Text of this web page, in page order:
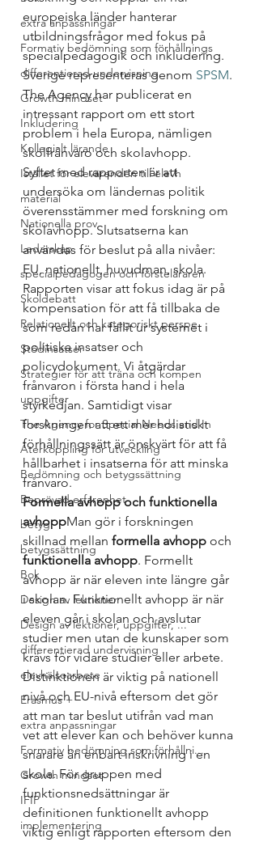
extra anpassningar
Formativ bedömning som förhållnings
differentierad undervisning
Growth mindset
Inkludering
Kollegialt lärande
Istället för elevärenden till elevh
material
Nationella prov
Ledarskap
specialpedagogen och försteläraren
Skoldebatt
Relationellt och kategoriskt perspe
Stödinsatser
Strategier för att träna och kompen
uppgifter
The Agency for Special Needs and In
Återkoppling för utveckling
Bedömning och betygssättning
Beprövad erfarenhet
betyg
betygssättning
Bok
Design av lektioner
Design av lektioner, uppgifter, ...
differentierad undervisning
elevhälsoarbete
Erasmus +
extra anpassningar
Formativ bedömning som förhållni...
Growth mindset
IFIP
implementering
europeiska länder hanterar
utbildningsfrågor med fokus på
specialpedagogik och inkludering.
Sverige representeras genom SPSM.
The Agency har publicerat en
intressant rapport om ett stort
problem i hela Europa, nämligen
skolfrånvaro och skolavhopp.
Syftet med rapporten är att
undersöka om ländernas politik
överensstämmer med forskning om
skolavhopp. Slutsatserna kan
användas för beslut på alla nivåer:
EU, nationellt, huvudman, skola.
Rapporten visar att fokus idag är på
kompensation för att få tillbaka de
som redan har fallit ur systemet i
politiska insatser och
policydokument. Vi åtgärdar
frånvaron i första hand i hela
styrkedjan. Samtidigt visar
forskningen att ett mer holistiskt
förhållningssätt är önskvärt för att få
hållbarhet i insatserna för att minska
frånvaro.
Formella avhopp och funktionella
avhoppMan gör i forskningen
skillnad mellan formella avhopp och
funktionella avhopp. Formellt
avhopp är när eleven inte längre går
i skolan. Funktionellt avhopp är när
eleven går i skolan och avslutar
studier men utan de kunskaper som
krävs för vidare studier eller arbete.
Distinktionen är viktig på nationell
nivå och EU-nivå eftersom det gör
att man tar beslut utifrån vad man
vet att elever kan och behöver kunna
snarare än enbart inskrivning i en
skola. För gruppen med
funktionsnedsättningar är
definitionen funktionellt avhopp
viktig enligt rapporten eftersom den